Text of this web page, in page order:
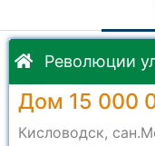
Революции
Дом 15 000
Кисловодск,